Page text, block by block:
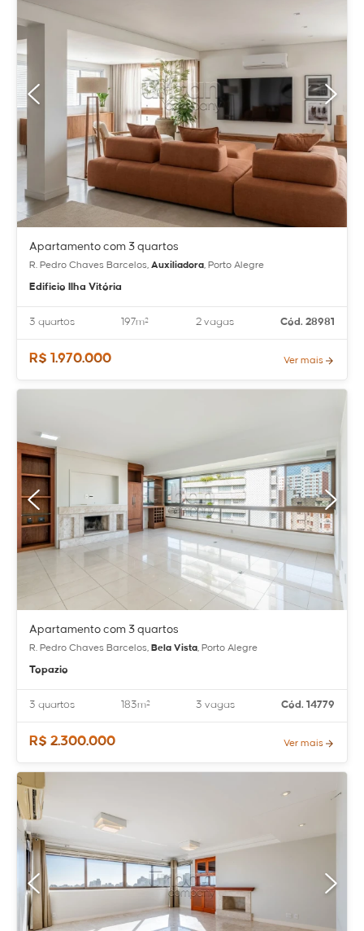
Apartamento com 3 quartos
R. Pedro Chaves Barcelos, Auxiliadora, Porto Alegre
Edificio Ilha Vitória
3 quartos 197m² 2 vagas Cód. 28981
R$ 1.970.000 Ver mais
Apartamento com 3 quartos
R. Pedro Chaves Barcelos, Bela Vista, Porto Alegre
Topazio
3 quartos 183m² 3 vagas Cód. 14779
R$ 2.300.000 Ver mais